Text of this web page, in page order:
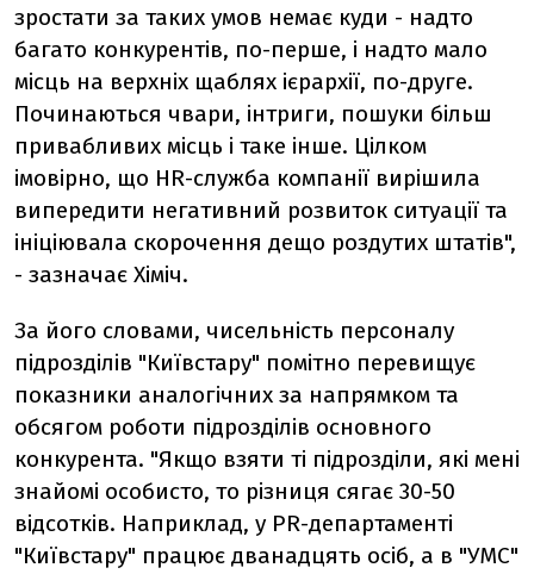
зростати за таких умов немає куди - надто
багато конкурентів, по-перше, і надто мало
місць на верхніх щаблях ієрархії, по-друге.
Починаються чвари, інтриги, пошуки більш
привабливих місць і таке інше. Цілком
імовірно, що HR-служба компанії вирішила
випередити негативний розвиток ситуації та
ініціювала скорочення дещо роздутих штатів",
- зазначає Хіміч.
За його словами, чисельність персоналу
підрозділів "Київстару" помітно перевищує
показники аналогічних за напрямком та
обсягом роботи підрозділів основного
конкурента. "Якщо взяти ті підрозділи, які мені
знайомі особисто, то різниця сягає 30-50
відсотків. Наприклад, у PR-департаменті
"Київстару" працює дванадцять осіб, а в "УМС"